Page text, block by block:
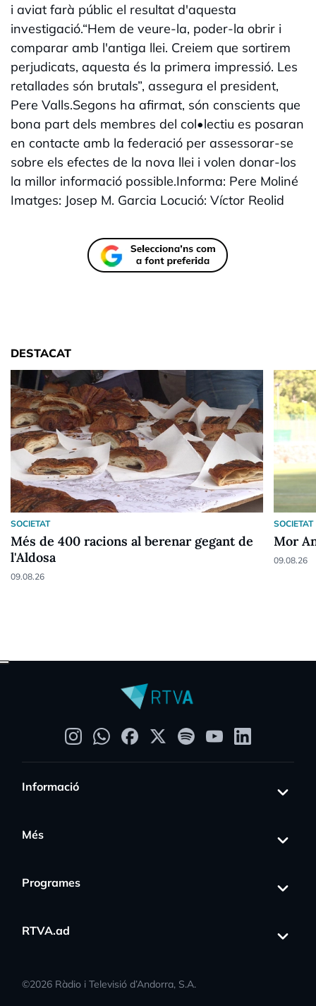
i aviat farà públic el resultat d'aquesta
investigació.“Hem de veure-la, poder-la obrir i
comparar amb l'antiga llei. Creiem que sortirem
perjudicats, aquesta és la primera impressió. Les
retallades són brutals”, assegura el president,
Pere Valls.Segons ha afirmat, són conscients que
bona part dels membres del col•lectiu es posaran
en contacte amb la federació per assessorar-se
sobre els efectes de la nova llei i volen donar-los
la millor informació possible.Informa: Pere Moliné
Imatges: Josep M. Garcia Locució: Víctor Reolid
DESTACAT
SOCIETAT
Més de 400 racions al berenar gegant de
l'Aldosa
09.08.26
SOCIETAT
Mor
09.08.26
Informació
Més
Programes
RTVA.ad
©2026 Ràdio i Televisió d’Andorra, S.A.